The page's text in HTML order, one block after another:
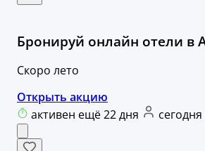
Бронируй онлайн отели в
Скоро лето
Открыть акцию
активен ещё 22 дня